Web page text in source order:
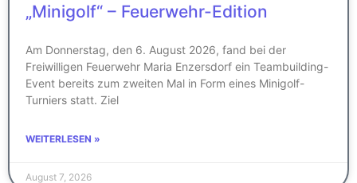
„Minigolf“ – Feuerwehr-Edition
Am Donnerstag, den 6. August 2026, fand bei der
Freiwilligen Feuerwehr Maria Enzersdorf ein Teambuilding-
Event bereits zum zweiten Mal in Form eines Minigolf-
Turniers statt. Ziel
WEITERLESEN »
August 7, 2026